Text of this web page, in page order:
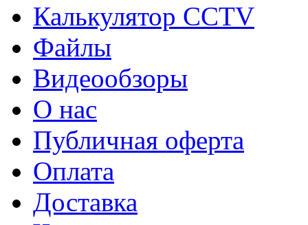
Калькулятор CCTV
Файлы
Видеообзоры
О нас
Публичная оферта
Оплата
Доставка